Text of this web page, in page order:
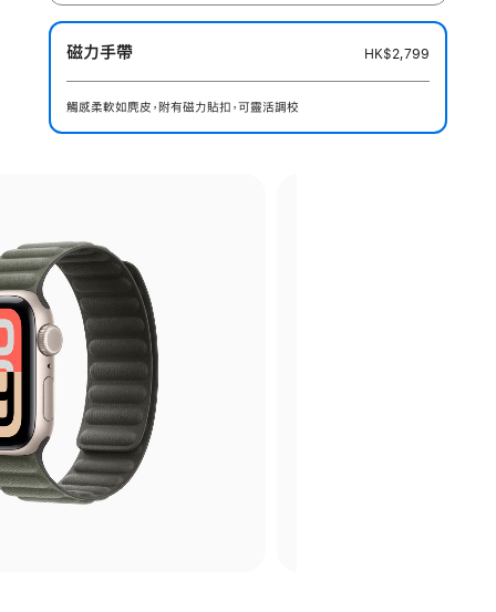
磁力手帶 HK$2,799
觸感柔軟如麂皮，附有磁力貼扣，可靈活調校